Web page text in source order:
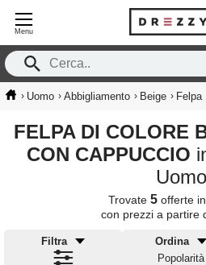
Menu
› Uomo › Abbigliamento › Beige › Felpa
FELPA DI COLORE BEIGE IN PELLE
CON CAPPUCCIO
Uomo
Trovate 5 offerte in
con prezzi a partire
Filtra
Ordina
Popolarità